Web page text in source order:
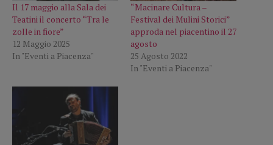
Il 17 maggio alla Sala dei
Teatini il concerto “Tra le
zolle in fiore”
12 Maggio 2025
In "Eventi a Piacenza"
“Macinare Cultura –
Festival dei Mulini Storici”
approda nel piacentino il 27
agosto
25 Agosto 2022
In "Eventi a Piacenza"